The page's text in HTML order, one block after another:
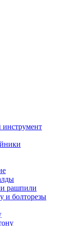
инструмент
рашпили
и болторезы